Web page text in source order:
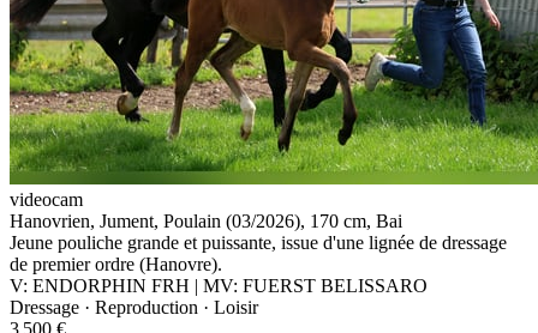
videocam
Hanovrien, Jument, Poulain (03/2026), 170 cm, Bai
Jeune pouliche grande et puissante, issue d'une lignée de dressage
de premier ordre (Hanovre).
V: ENDORPHIN FRH | MV: FUERST BELISSARO
Dressage · Reproduction · Loisir
3 500 €